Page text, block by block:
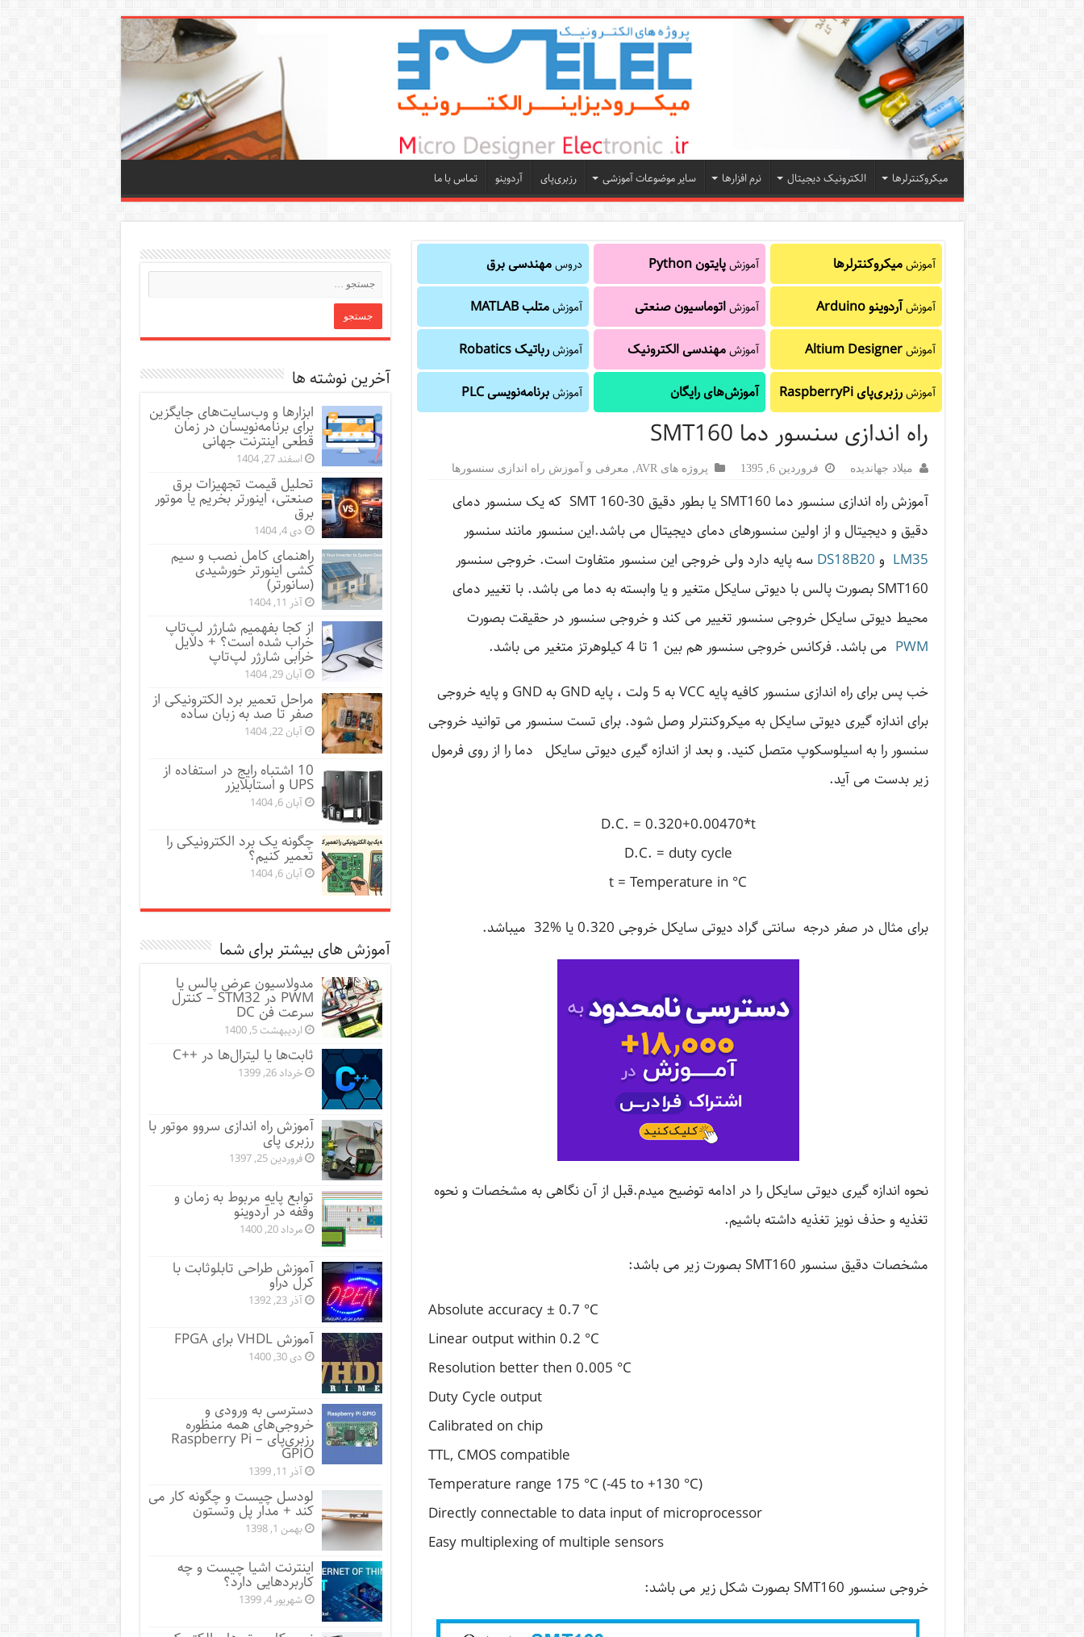
میکروکنترلرها الکترونیک دیجیتال نرم افزارها سایر موضوعات آموزشی رزبری‌پای آردوینو تماس با ما
آموزشمیکروکنترلرها
آموزشآردوینو Arduino
آموزشAltium Designer
آموزشرزبری‌پای RaspberryPi
آموزشپایتون Python
آموزشاتوماسیون صنعتی
آموزشمهندسی الکترونیک
آموزش‌های رایگان
دروسمهندسی برق
آموزشمتلب MATLAB
آموزشرباتیک Robatics
آموزشبرنامه‌نویسی PLC
راه اندازی سنسور دما SMT160
میلاد جهاندیده فروردین 6, 1395 پروژه های AVR معرفی و آموزش راه اندازی سنسورها
آموزش راه اندازی سنسور دما SMT160 یا بطور دقیق SMT 160-30 که یک سنسور دمای
دقیق و دیجیتال و از اولین سنسورهای دمای دیجیتال می باشد.این سنسور مانند سنسور
LM35 و DS18B20 سه پایه دارد ولی خروجی این سنسور متفاوت است. خروجی سنسور
SMT160 بصورت پالس با دیوتی سایکل متغیر و یا وابسته به دما می باشد. با تغییر دمای
محیط دیوتی سایکل خروجی سنسور تغییر می کند و خروجی سنسور در حقیقت بصورت
PWM می باشد. فرکانس خروجی سنسور هم بین 1 تا 4 کیلوهرتز متغیر می باشد.
خب پس برای راه اندازی سنسور کافیه پایه VCC به 5 ولت ، پایه GND به GND و پایه خروجی
برای اندازه گیری دیوتی سایکل به میکروکنترلر وصل شود. برای تست سنسور می توانید خروجی
سنسور را به اسیلوسکوپ متصل کنید. و بعد از اندازه گیری دیوتی سایکل دما را از روی فرمول
زیر بدست می آید.
D.C. = 0.320+0.00470*t
D.C. = duty cycle
t = Temperature in °C
برای مثال در صفر درجه سانتی گراد دیوتی سایکل خروجی 0.320 یا %32 میباشد.
نحوه اندازه گیری دیوتی سایکل را در ادامه توضیح میدم.قبل از آن نگاهی به مشخصات و نحوه
تغذیه و حذف نویز تغذیه داشته باشیم.
مشخصات دقیق سنسور SMT160 بصورت زیر می باشد:
Absolute accuracy ± 0.7 °C
Linear output within 0.2 °C
Resolution better then 0.005 °C
Duty Cycle output
Calibrated on chip
TTL, CMOS compatible
Temperature range 175 °C (-45 to +130 °C)
Directly connectable to data input of microprocessor
Easy multiplexing of multiple sensors
خروجی سنسور SMT160 بصورت شکل زیر می باشد:
آخرین نوشته ها
ابزارها و وب‌سایت‌های جایگزین
برای برنامه‌نویسان در زمان
قطعی اینترنت جهانی
اسفند 27, 1404
تحلیل قیمت تجهیزات برق
صنعتی، اینورتر بخریم یا موتور
برق
دی 4, 1404
راهنمای کامل نصب و سیم
کشی اینورتر خورشیدی
(سانورتر)
آذر 11, 1404
از کجا بفهمیم شارژر لپ‌تاپ
خراب شده است؟ + دلایل
خرابی شارژر لپ‌تاپ
آبان 29, 1404
مراحل تعمیر برد الکترونیکی از
صفر تا صد به زبان ساده
آبان 22, 1404
10 اشتباه رایج در استفاده از
UPS و استابلایزر
آبان 6, 1404
چگونه یک برد الکترونیکی را
تعمیر کنیم؟
آبان 6, 1404
آموزش های بیشتر برای شما
مدولاسیون عرض پالس یا
PWM در STM32 – کنترل
سرعت فن DC
اردیبهشت 5, 1400
ثابت‌ها یا لیترال‌ها در ++C
خرداد 26, 1399
آموزش راه اندازی سروو موتور با
رزبری پای
فروردین 25, 1397
توابع پایه مربوط به زمان و
وقفه در آردوینو
مرداد 20, 1400
آموزش طراحی تابلوثابت با
کرل دراو
آذر 23, 1392
آموزش VHDL برای FPGA
دی 30, 1400
دسترسی به ورودی و
خروجی‌های همه منظوره
رزبری‌پای – Raspberry Pi
GPIO
آذر 11, 1399
لودسل چیست و چگونه کار می
کند + مدار پل‌ وتستون
بهمن 1, 1398
اینترنت اشیا چیست و چه
کاربردهایی دارد؟
شهریور 4, 1399